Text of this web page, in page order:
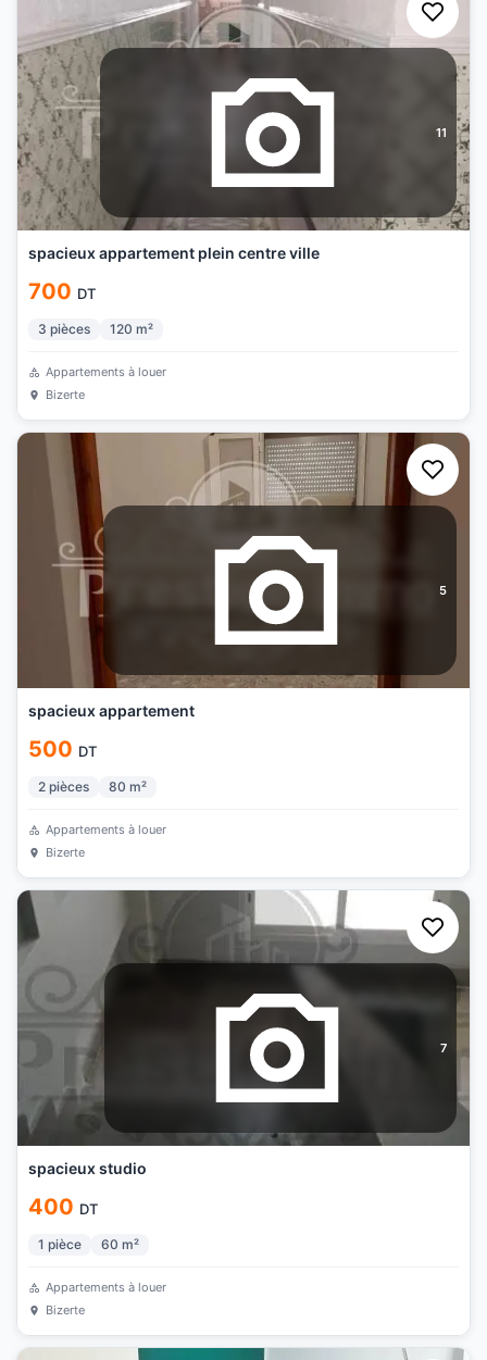
11
spacieux appartement plein centre ville
700 DT
3 pièces 120 m²
Appartements à louer
Bizerte
5
spacieux appartement
500 DT
2 pièces 80 m²
Appartements à louer
Bizerte
7
spacieux studio
400 DT
1 pièce 60 m²
Appartements à louer
Bizerte